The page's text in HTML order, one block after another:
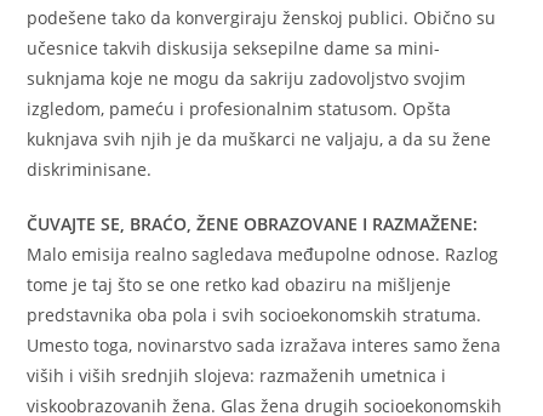
podešene tako da konvergiraju ženskoj publici. Obično su
učesnice takvih diskusija seksepilne dame sa mini-
suknjama koje ne mogu da sakriju zadovoljstvo svojim
izgledom, pameću i profesionalnim statusom. Opšta
kuknjava svih njih je da muškarci ne valjaju, a da su žene
diskriminisane.
ČUVAJTE SE, BRAĆO, ŽENE OBRAZOVANE I RAZMAŽENE:
Malo emisija realno sagledava međupolne odnose. Razlog
tome je taj što se one retko kad obaziru na mišljenje
predstavnika oba pola i svih socioekonomskih stratuma.
Umesto toga, novinarstvo sada izražava interes samo žena
viših i viših srednjih slojeva: razmaženih umetnica i
viskoobrazovanih žena. Glas žena drugih socioekonomskih